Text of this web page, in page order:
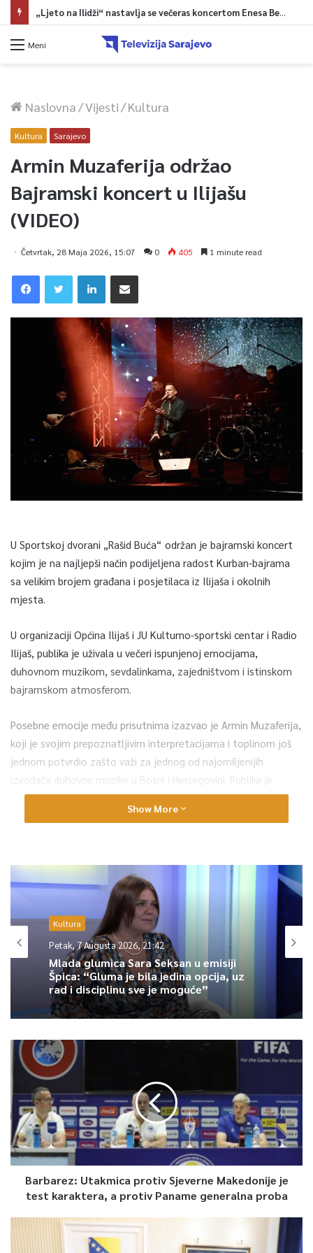
„Ljeto na Ilidži“ nastavlja se večeras koncertom Enesa Begovića
Meni
Naslovna/Vijesti/Kultura
Kultura Sarajevo
Armin Muzaferija održao
Bajramski koncert u Ilijašu
(VIDEO)
Četvrtak, 28 Maja 2026, 15:07 0 405 1 minute read
U Sportskoj dvorani „Rašid Buća“ održan je bajramski koncert
kojim je na najljepši način podijeljena radost Kurban-bajrama
sa velikim brojem građana i posjetilaca iz Ilijaša i okolnih
mjesta.
U organizaciji Općina Ilijaš i JU Kulturno-sportski centar i Radio
Ilijaš, publika je uživala u večeri ispunjenoj emocijama,
duhovnom muzikom, sevdalinkama, zajedništvom i istinskom
bajramskom atmosferom.
Posebne emocije među prisutnima izazvao je Armin Muzaferija,
koji je svojim prepoznatljivim interpretacijama i toplinom još
jednom potvrdio zašto važi za jednog od najomiljenijih
izvođača duhovne muzike u Bosni i Hercegovini. Publika je
zajedno pjevala njegove najpoznatije pjesme „Džehva“, „Hej
Bosno studen vodo“, kao i poznate ilahije i sevdalinke, a
Posebno emotivan i upečatljiv trenutak večeri bio je ples
derviša uz zikr „Ya Allah“, koji je snažno dočarao duh tradicije,
duhovnosti i zajedništva.
Koncert je protekao u izuzetnoj atmosferi, a brojni posjetioci
nisu krili zadovoljstvo organizacijom i programom koji je još
jednom pokazao koliko im zajednički trenuci, njegovanje
tradicije i okupljanje u duhu Bajrama znače.
Bajramska noć u Ilijašu završena je sevdalinkom i stihovima:
„Svuda se sunce rađa, lijepa svaka je zemlja, kao što je Bosna
moja, na svijetu ljepše nema“, kao najljepšom porukom za kraj
ove posebne večeri.
Pogledajte dio atmosfere.
Show More
Kultura
Petak, 7 Augusta 2026, 21:42
Mlada glumica Sara Seksan u emisiji
Špica: “Gluma je bila jedina opcija, uz
rad i disciplinu sve je moguće”
Barbarez: Utakmica protiv Sjeverne Makedonije je
test karaktera, a protiv Paname generalna proba